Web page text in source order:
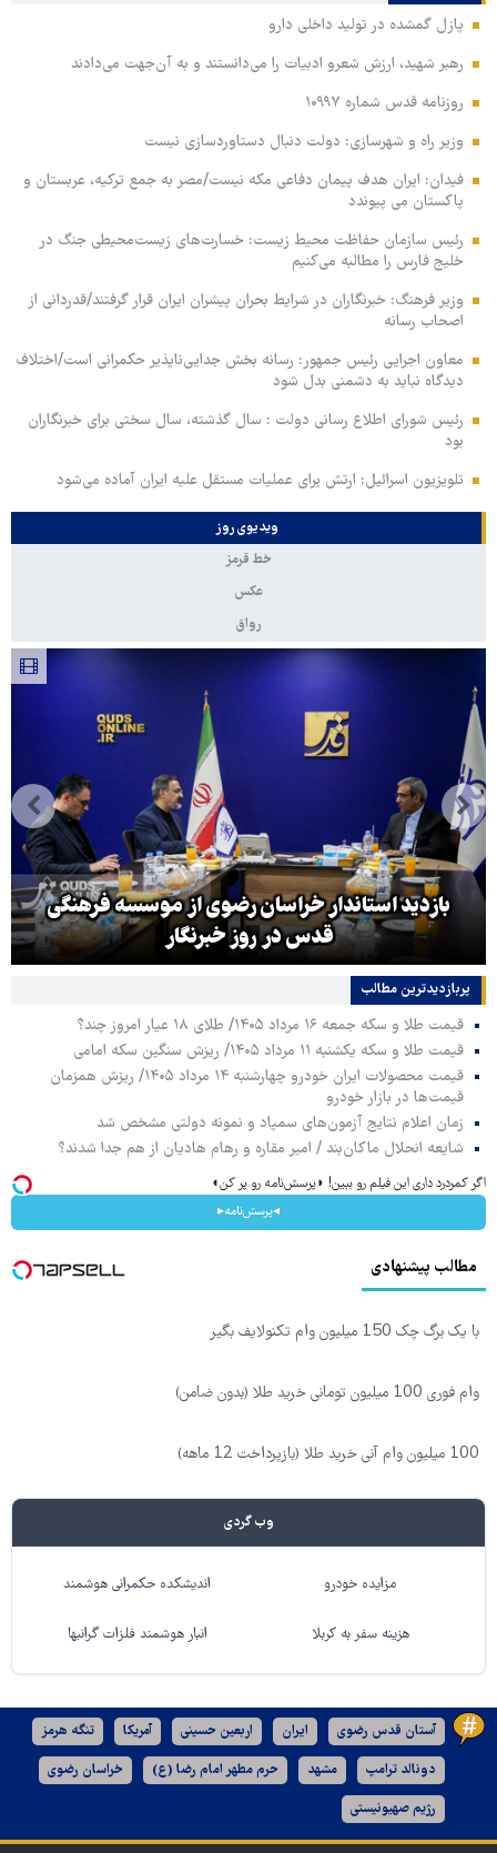
پازل گمشده در تولید داخلی دارو
رهبر شهید، ارزش شعرو ادبیات را می‌دانستند و به آن‌جهت می‌دادند
روزنامه قدس شماره ۱۰۹۹۷
وزیر راه و شهرسازی: دولت دنبال دستاوردسازی نیست
فیدان: ایران هدف پیمان دفاعی مکه نیست/مصر به جمع ترکیه، عربستان و
پاکستان می پیوندد
رئیس سازمان حفاظت محیط زیست: خسارت‌های زیست‌محیطی جنگ در
خلیج فارس را مطالبه‌ می‌کنیم
وزیر فرهنگ: خبرنگاران در شرایط بحران پیشران ایران قرار گرفتند/قدردانی از
اصحاب رسانه
معاون اجرایی رئیس جمهور: رسانه بخش جدایی‌ناپذیر حکمرانی است/اختلاف
دیدگاه نباید به دشمنی بدل شود
رئیس شورای اطلاع رسانی دولت : سال گذشته، سال سختی برای خبرنگاران
بود
تلویزیون اسرائیل: ارتش برای عملیات مستقل علیه ایران آماده می‌شود
ویدیوی روز
خط قرمز
عکس
رواق
بازدید استاندار خراسان رضوی از موسسه فرهنگی
قدس در روز خبرنگار
پربازدیدترین‌ مطالب
قیمت طلا و سکه جمعه ۱۶ مرداد ۱۴۰۵/ طلای ۱۸ عیار امروز چند؟
قیمت طلا و سکه یکشنبه ۱۱ مرداد ۱۴۰۵/ ریزش سنگین سکه امامی
قیمت محصولات ایران خودرو چهارشنبه ۱۴ مرداد ۱۴۰۵/ ریزش همزمان
قیمت‌ها در بازار خودرو
زمان اعلام نتایج آزمون‌های سمپاد و نمونه دولتی مشخص شد
شایعه انحلال ماکان‌بند / امیر مقاره و رهام هادیان از هم جدا شدند؟
اگر کمردرد داری این فیلم رو ببین! ◗پرسش‌نامه رو پر کن◖
◂پرسش‌نامه▸
مطالب پیشنهادی
با یک برگ چک 150 میلیون وام تکنولایف بگیر
وام فوری 100 میلیون تومانی خرید طلا (بدون ضامن)
100 میلیون وام آنی خرید طلا (بازپرداخت 12 ماهه)
وب گردی
مزایده خودرو اندیشکده حکمرانی هوشمند
هزینه سفر به کربلا انبار هوشمند فلزات گرانبها
آستان قدس رضوی ایران اربعین حسینی آمریکا تنگه هرمز
دونالد ترامپ مشهد حرم مطهر امام رضا (ع) خراسان رضوی
رژیم صهیونیستی